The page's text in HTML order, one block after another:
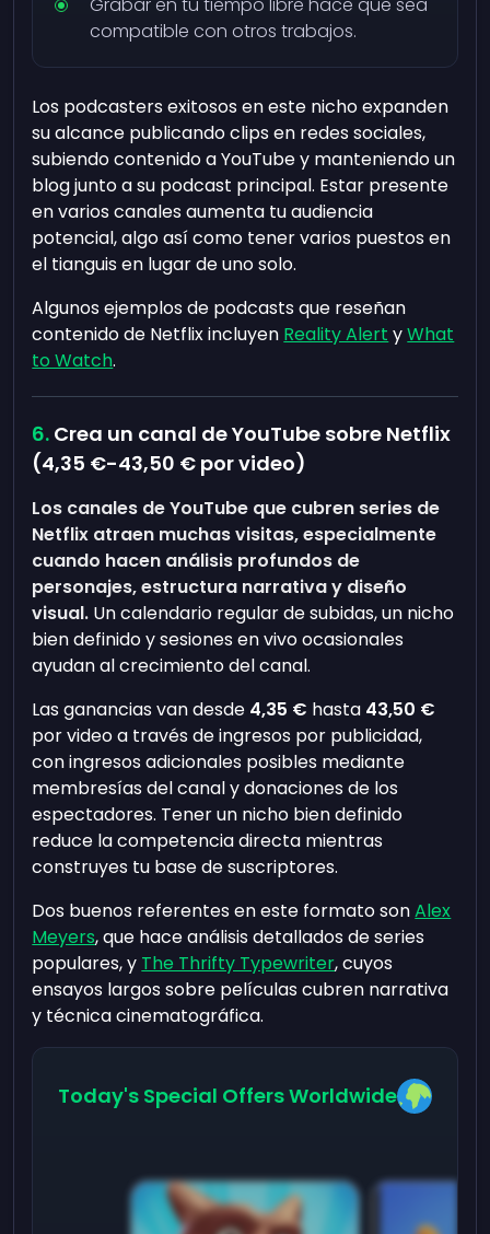
compatible con otros trabajos.
Los podcasters exitosos en este nicho expanden
su alcance publicando clips en redes sociales,
subiendo contenido a YouTube y manteniendo un
blog junto a su podcast principal. Estar presente
en varios canales aumenta tu audiencia
potencial, algo así como tener varios puestos en
el tianguis en lugar de uno solo.
Algunos ejemplos de podcasts que reseñan
contenido de Netflix incluyen Reality Alert yWhat
to Watch.
Crea un canal de YouTube sobre Netflix
(4,35 €-43,50 € por video)
Los canales de YouTube que cubren series de
Netflix atraen muchas visitas, especialmente
cuando hacen análisis profundos de
personajes, estructura narrativa y diseño
visual. Un calendario regular de subidas, un nicho
bien definido y sesiones en vivo ocasionales
ayudan al crecimiento del canal.
Las ganancias van desde 4,35 € hasta 43,50 €
por video a través de ingresos por publicidad,
con ingresos adicionales posibles mediante
membresías del canal y donaciones de los
espectadores. Tener un nicho bien definido
reduce la competencia directa mientras
construyes tu base de suscriptores.
Dos buenos referentes en este formato sonAlex
Meyers, que hace análisis detallados de series
populares, y The Thrifty Typewriter, cuyos
ensayos largos sobre películas cubren narrativa
y técnica cinematográfica.
Today's Special Offers Worldwide